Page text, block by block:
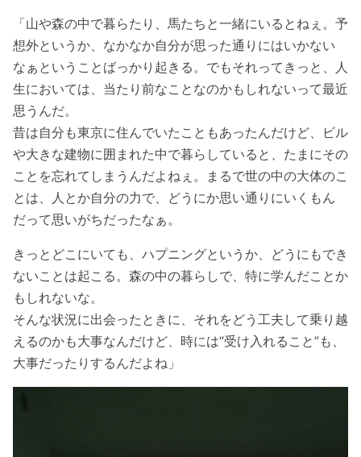
「山や森の中で暮らたり、馬たちと一緒にいるとねぇ。予
想外というか、なかなか自分が思った通りにはいかない
なぁということばっかり起きる。でもそれってきっと、人
生においては、当たり前なことなのかもしれないって最近
思うんだ。
昔は自分も東京に住んでいたこともあったんだけど、ビル
や大きな建物に囲まれた中で暮らしていると、たまにその
ことを忘れてしまうんだよねぇ。まるで世の中の大体のこ
とは、人とか自分の力で、どうにか思い通りにいくもん
だって思いがちだったなぁ。
きっとどこにいても、ハプニングというか、どうにもでき
ないことは起こる。森の中の暮らしで、特に学んだことか
もしれないな。
そんな状況に出会ったときに、それをどう工夫して乗り越
えるのかも大事なんだけど、時には“受け入れること”も、
大事だったりするんだよね」